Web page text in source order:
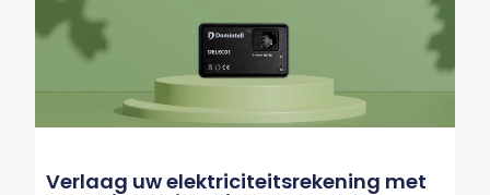
Verlaag uw elektriciteitsrekening met